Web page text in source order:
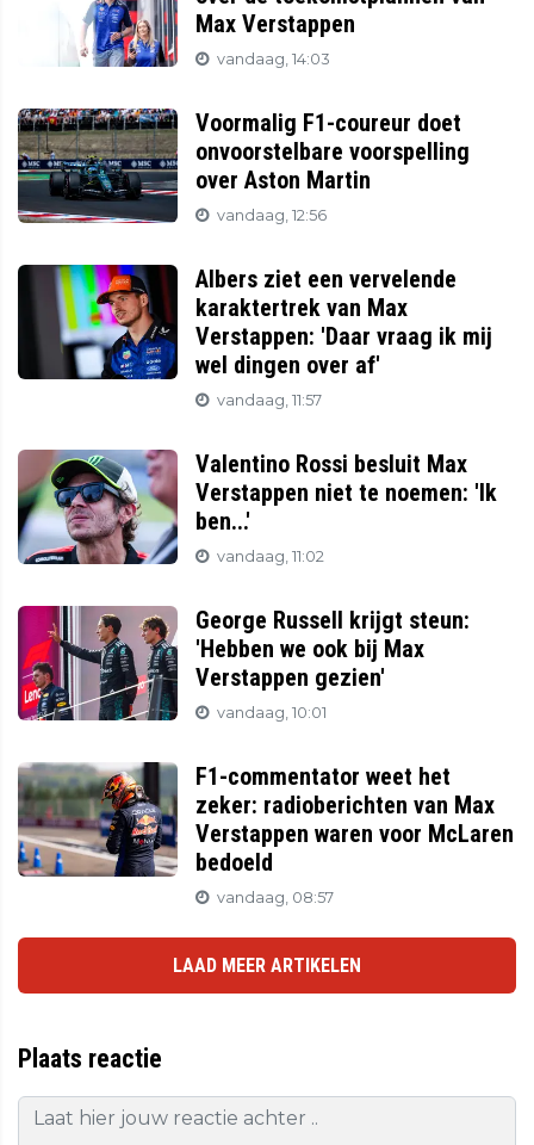
Max Verstappen
vandaag, 14:03
Voormalig F1-coureur doet
onvoorstelbare voorspelling
over Aston Martin
vandaag, 12:56
Albers ziet een vervelende
karaktertrek van Max
Verstappen: 'Daar vraag ik mij
wel dingen over af'
vandaag, 11:57
Valentino Rossi besluit Max
Verstappen niet te noemen: 'Ik
ben...'
vandaag, 11:02
George Russell krijgt steun:
'Hebben we ook bij Max
Verstappen gezien'
vandaag, 10:01
F1-commentator weet het
zeker: radioberichten van Max
Verstappen waren voor McLaren
bedoeld
vandaag, 08:57
LAAD MEER ARTIKELEN
Plaats reactie